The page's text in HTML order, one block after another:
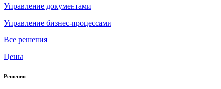
Управление документами
Управление бизнес-процессами
Все решения
Цены
Решения